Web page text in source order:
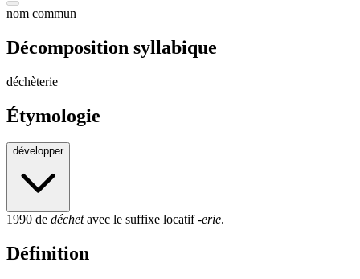
nom commun
Décomposition syllabique
déchèterie
Étymologie
développer
1990 de déchetavec le suffixe locatif-erie.
Définition